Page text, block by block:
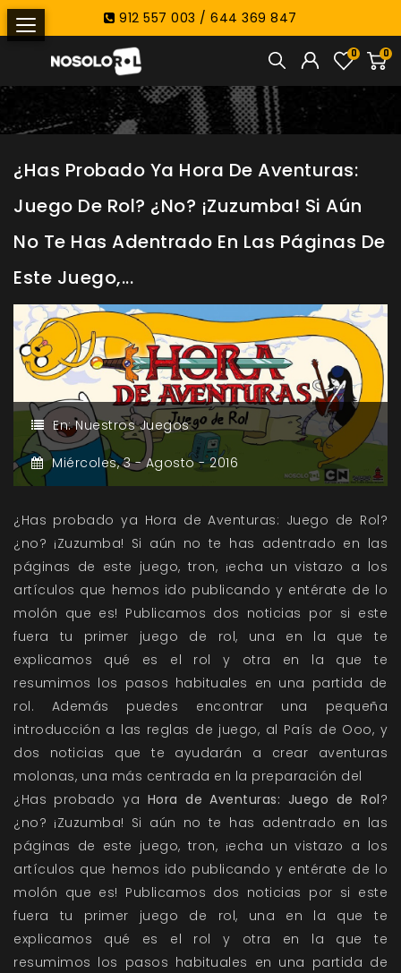
912 557 003 / 644 369 847
0
0
¿Has Probado Ya Hora De Aventuras:
Juego De Rol? ¿no? ¡Zuzumba! Si Aún
No Te Has Adentrado En Las Páginas De
Este Juego,...
En:Nuestros Juegos
Miércoles,3 -Agosto -2016
¿Has probado ya Hora de Aventuras: Juego de Rol?
¿no? ¡Zuzumba! Si aún no te has adentrado en las
páginas de este juego, tron, ¡echa un vistazo a los
artículos que hemos ido publicando y entérate de lo
molón que es! Publicamos dos noticias por si este
fuera tu primer juego de rol, una en la que te
explicamos qué es el rol y otra en la que te
resumimos los pasos habituales en una partida de
rol. Además puedes encontrar una pequeña
introducción a las reglas de juego, al País de Ooo, y
dos noticias que te ayudarán a crear aventuras
molonas, una más centrada en la preparación del
¿Has probado ya Hora de Aventuras: Juego de Rol?
¿no? ¡Zuzumba! Si aún no te has adentrado en las
páginas de este juego, tron, ¡echa un vistazo a los
artículos que hemos ido publicando y entérate de lo
molón que es! Publicamos dos noticias por si este
fuera tu primer juego de rol, una en la que te
explicamos qué es el rol y otra en la que te
resumimos los pasos habituales en una partida de